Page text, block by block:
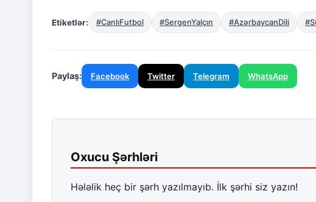
Etiketlər: #CanlıFutbol #SergenYalçın #AzərbaycanDili
Paylaş: Facebook Twitter Telegram WhatsApp
Oxucu Şərhləri
Hələlik heç bir şərh yazılmayıb. İlk şərhi siz yazın!